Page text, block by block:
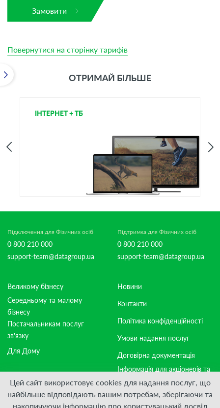
Замовити
Повернутися на сторінку тарифів
ОТРИМАЙ БІЛЬШЕ
ІНТЕРНЕТ + ТБ
Підключення для Фізичних осіб
0 800 210 000
support-team@datagroup.ua
Підтримка для Фізичних осіб
0 800 210 000
support-team@datagroup.ua
Великому бізнесу
Середньому та малому
бізнесу
Постачальникам послуг
зв'язку
Для Дому
Новини
Контакти
Політика конфіденційності
Умови надання послуг
Договірна документація
Інформація для акціонерів та
стейкхолдерів
Цей сайт використовує cookies для надання послуг, що
найбільше відповідають вашим потребам, зберігаючи та
накопичуючи інформацію про користувацький досвід